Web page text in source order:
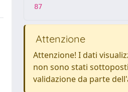
87
Attenzione
Attenzione! I dati
non sono stati
validazione da parte